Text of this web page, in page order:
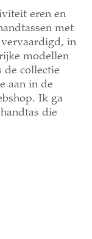
eren en
met
vervaardigd, in
modellen
de collectie
aan in de
Ik ga
die